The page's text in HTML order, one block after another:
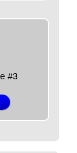
#3